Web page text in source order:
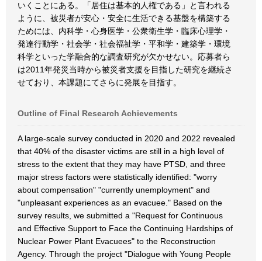
いくことにある。「居住は基本的人権である」と言われる
ように、被災者が安心・安全に生活できる基盤を構築する
ためには、内科学・心身医学・公衆衛生学・臨床心理学・
発達行動学・社会学・社会福祉学・平和学・建築学・環境
科学といった学融合的な調査研究が欠かせない。応募者ら
は2011年発災当時から被災者支援を目指した研究を継続さ
せており、本課題にてさらに発展を目指す。
Outline of Final Research Achievements
A large-scale survey conducted in 2020 and 2022 revealed
that 40% of the disaster victims are still in a high level of
stress to the extent that they may have PTSD, and three
major stress factors were statistically identified: "worry
about compensation" "currently unemployment" and
"unpleasant experiences as an evacuee." Based on the
survey results, we submitted a "Request for Continuous
and Effective Support to Face the Continuing Hardships of
Nuclear Power Plant Evacuees" to the Reconstruction
Agency. Through the project "Dialogue with Young People